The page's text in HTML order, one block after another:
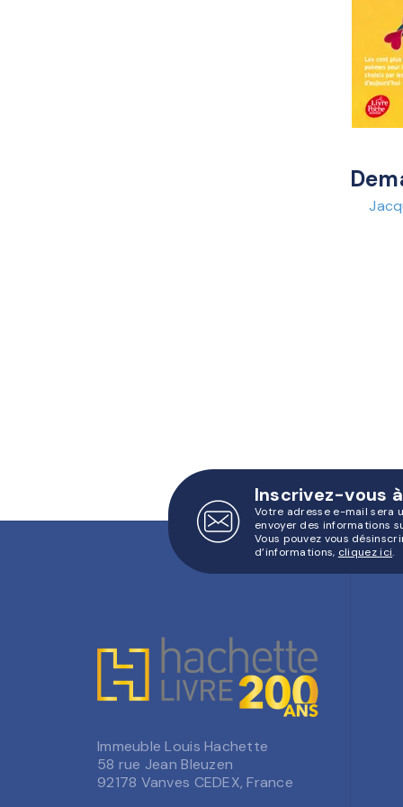
Inscrivez-vous
Votre adresse e-mail sera
envoyer des informations
Vous pouvez vous
d’informations, cliquez ici.
Immeuble Louis Hachette
58 rue Jean Bleuzen
92178 Vanves CEDEX, France